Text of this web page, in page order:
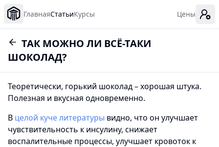
ГлавнаяСтатьиКурсы Цены
ТАК МОЖНО ЛИ ВСЁ-ТАКИ
ШОКОЛАД?
Теоретически, горький шоколад – хорошая штука.
Полезная и вкусная одновременно.
В целой куче литературы видно, что он улучшает
чувствительность к инсулину, снижает
воспалительные процессы, улучшает кровоток к